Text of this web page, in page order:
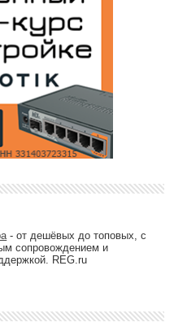
- от дешёвых до топовых, с
сопровождением и
REG.ru